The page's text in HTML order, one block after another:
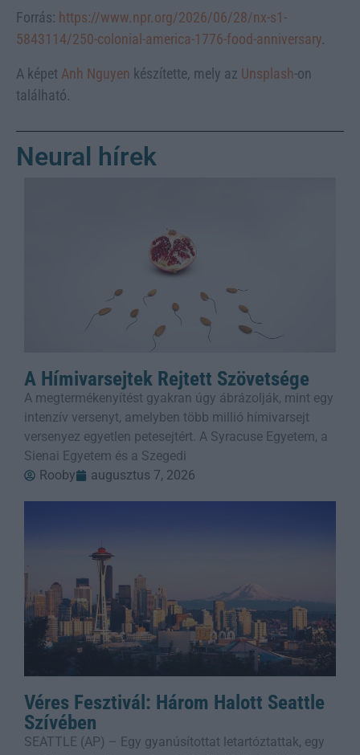
Forrás: https://www.npr.org/2026/06/28/nx-s1-
5843114/250-colonial-america-1776-food-anniversary.
A képet Anh Nguyen készítette, mely az Unsplash-on
található.
Neural hírek
A Hímivarsejtek Rejtett Szövetsége
A megtermékenyítést gyakran úgy ábrázolják, mint egy
intenzív versenyt, amelyben több millió hímivarsejt
versenyez egyetlen petesejtért. A Syracuse Egyetem, a
Sienai Egyetem és a Szegedi
Rooby
augusztus 7, 2026
Véres Fesztivál: Három Halott Seattle
Szívében
SEATTLE (AP) – Egy gyanúsítottat letartóztattak, egy